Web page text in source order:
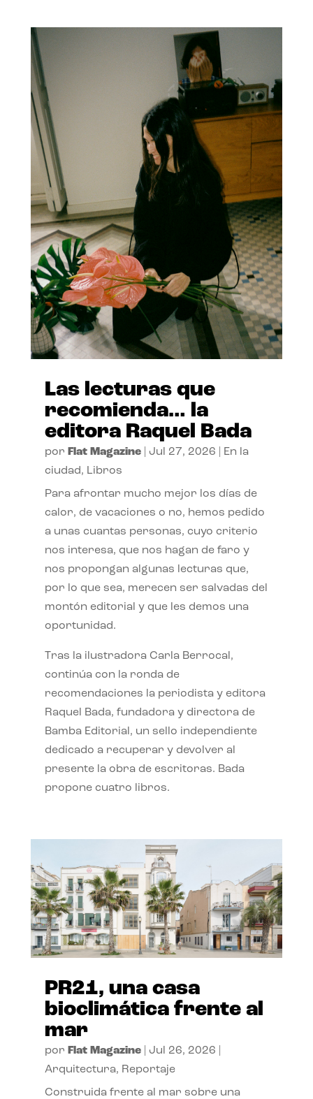
Las lecturas que
recomienda… la
editora Raquel Bada
por Flat Magazine| Jul 27, 2026
En la
ciudad, Libros
Para afrontar mucho mejor los días de
calor, de vacaciones o no, hemos pedido
a unas cuantas personas, cuyo criterio
nos interesa, que nos hagan de faro y
nos propongan algunas lecturas que,
por lo que sea, merecen ser salvadas del
montón editorial y que les demos una
oportunidad.
Tras la ilustradora Carla Berrocal,
continúa con la ronda de
recomendaciones la periodista y editora
Raquel Bada, fundadora y directora de
Bamba Editorial, un sello independiente
dedicado a recuperar y devolver al
presente la obra de escritoras. Bada
propone cuatro libros.
PR21, una casa
bioclimática frente al
mar
por Flat Magazine| Jul 26, 2026
Arquitectura, Reportaje
Construida frente al mar sobre una